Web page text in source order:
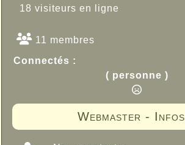
18 visiteurs en ligne
11 membres
Connectés :
( personne )
Webmaster - Infos